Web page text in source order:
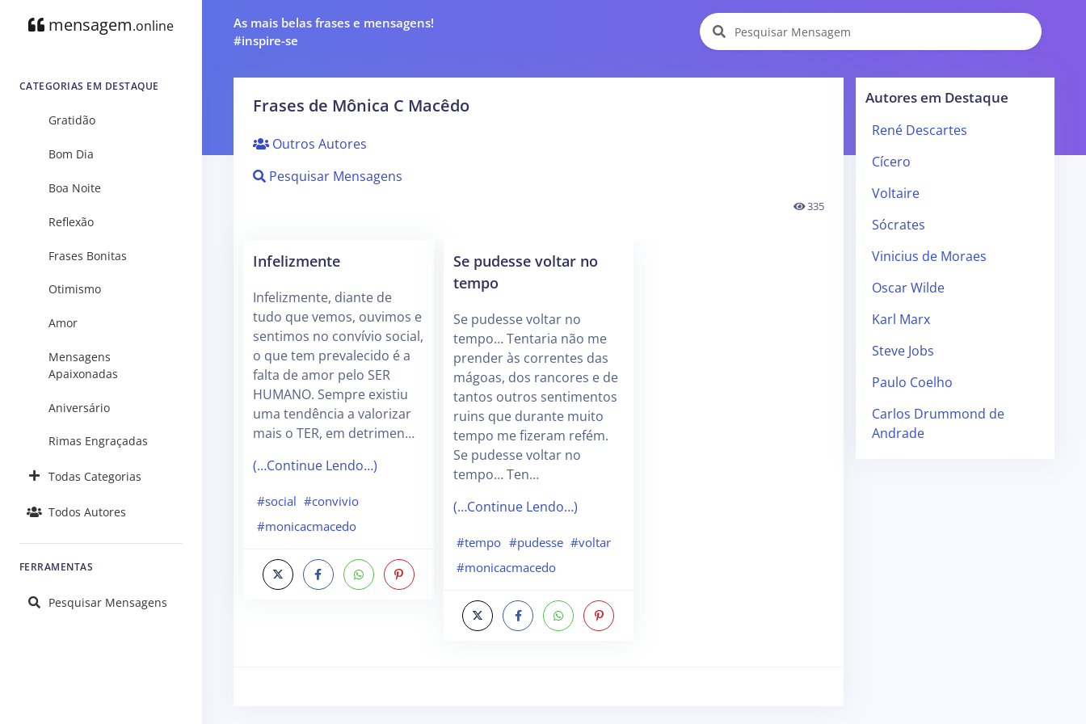
mensagem.online
CATEGORIAS EM DESTAQUE
Gratidão
Bom Dia
Boa Noite
Reflexão
Frases Bonitas
Otimismo
Amor
Mensagens
Apaixonadas
Aniversário
Rimas Engraçadas
Todas Categorias
Todos Autores
FERRAMENTAS
Pesquisar Mensagens
As mais belas frases e mensagens!
#inspire-se
Frases de Mônica C Macêdo
Outros Autores
Pesquisar Mensagens
335
Infelizmente
Infelizmente, diante de
tudo que vemos, ouvimos e
sentimos no convívio social,
o que tem prevalecido é a
falta de amor pelo SER
HUMANO. Sempre existiu
uma tendência a valorizar
mais o TER, em detrimen…
(…Continue Lendo…)
#social #convivio
#monicacmacedo
Se pudesse voltar no
tempo
Se pudesse voltar no
tempo… Tentaria não me
prender às correntes das
mágoas, dos rancores e de
tantos outros sentimentos
ruins que durante muito
tempo me fizeram refém.
Se pudesse voltar no
tempo… Ten…
(…Continue Lendo…)
#tempo #pudesse #voltar
#monicacmacedo
Autores em Destaque
René Descartes
Cícero
Voltaire
Sócrates
Vinicius de Moraes
Oscar Wilde
Karl Marx
Steve Jobs
Paulo Coelho
Carlos Drummond de
Andrade